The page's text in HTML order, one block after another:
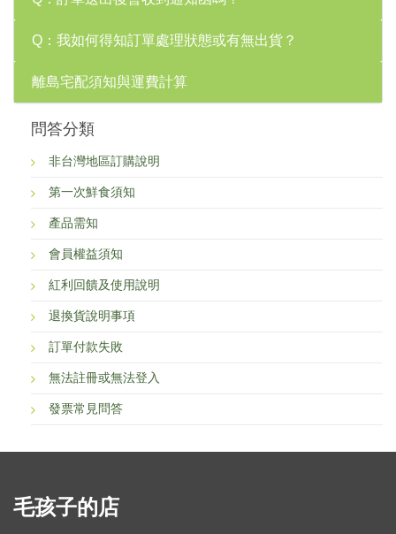
Q：我如何得知訂單處理狀態或有無出貨？
離島宅配須知與運費計算
問答分類
非台灣地區訂購說明
第一次鮮食須知
產品需知
會員權益須知
紅利回饋及使用說明
退換貨說明事項
訂單付款失敗
無法註冊或無法登入
發票常見問答
毛孩子的店